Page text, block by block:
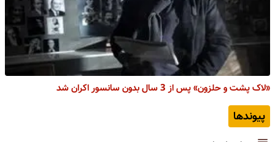
«لاک پشت و حلزون» پس از 3 سال بدون سانسور اکران شد
پیوندها